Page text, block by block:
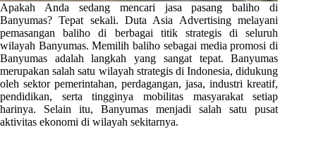
Apakah Anda sedang mencari jasa pasang baliho di
Banyumas? Tepat sekali. Duta Asia Advertising melayani
pemasangan baliho di berbagai titik strategis di seluruh
wilayah Banyumas. Memilih baliho sebagai media promosi di
Banyumas adalah langkah yang sangat tepat. Banyumas
merupakan salah satu wilayah strategis di Indonesia, didukung
oleh sektor pemerintahan, perdagangan, jasa, industri kreatif,
pendidikan, serta tingginya mobilitas masyarakat setiap
harinya. Selain itu, Banyumas menjadi salah satu pusat
aktivitas ekonomi di wilayah sekitarnya.